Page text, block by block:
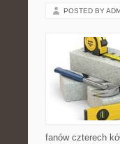
POSTED BY
fanów czterech